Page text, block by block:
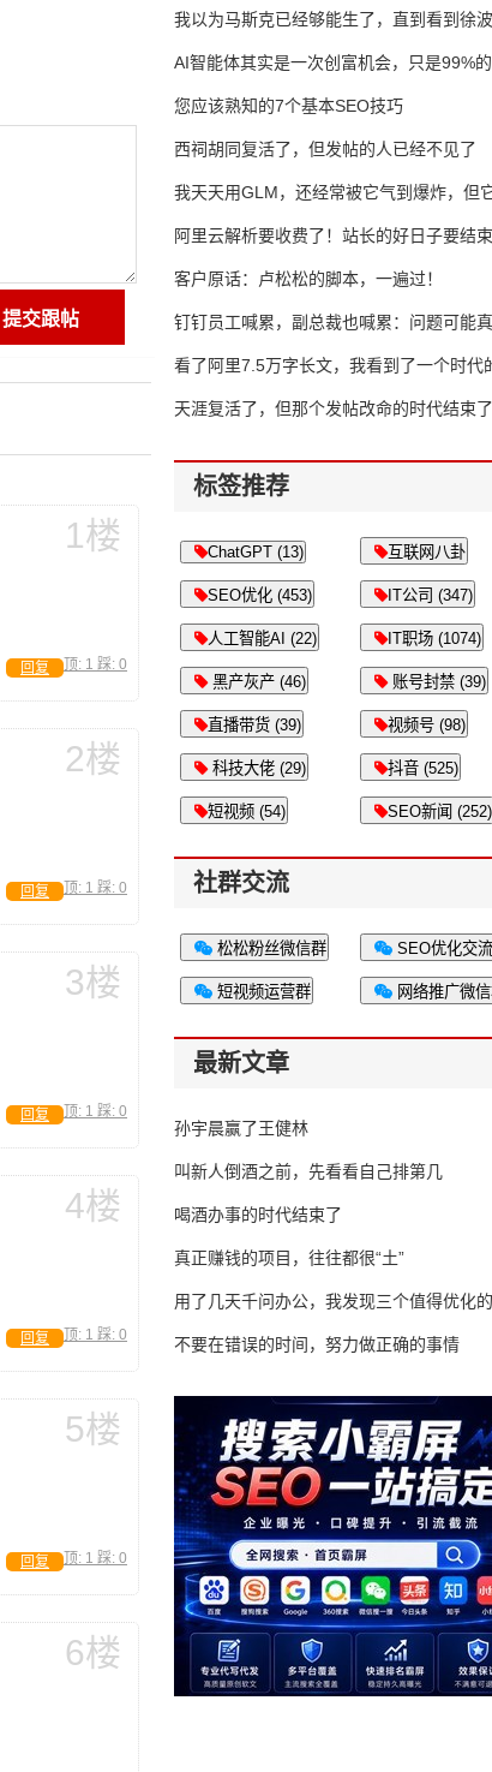
1楼
顶: 1 踩: 0
回复
2楼
顶: 1 踩: 0
回复
3楼
顶: 1 踩: 0
回复
4楼
顶: 1 踩: 0
回复
5楼
顶: 1 踩: 0
回复
6楼
我以为马斯克已经够能生了，直到看到
AI智能体其实是一次创富机会，只是99%
错过了
您应该熟知的7个基本SEO技巧
西祠胡同复活了，但发帖的人已经不见了
我天天用GLM，还经常被它气到爆炸，但
16万亿
阿里云解析要收费了！站长的好日子要结
客户原话：卢松松的脚本，一遍过！
钉钉员工喊累，副总裁也喊累：问题可能
了
看了阿里7.5万字长文，我看到了一个时代
天涯复活了，但那个发帖改命的时代结束了
标签推荐
ChatGPT (13) 互联网八卦
SEO优化 (453) IT公司 (347)
人工智能AI (22) IT职场 (1074)
黑产灰产 (46) 账号封禁 (39)
直播带货 (39) 视频号 (98)
科技大佬 (29) 抖音 (525)
短视频 (54) SEO新闻 (252)
社群交流
松松粉丝微信群 SEO优化交
短视频运营群 网络推广微
最新文章
孙宇晨赢了王健林
叫新人倒酒之前，先看看自己排第几
喝酒办事的时代结束了
真正赚钱的项目，往往都很“土”
用了几天千问办公，我发现三个值得优化
不要在错误的时间，努力做正确的事情